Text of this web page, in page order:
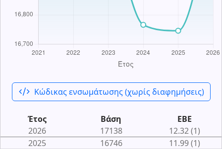
code_xml Κώδικας ενσωμάτωσης (χωρίς διαφημήσεις)
Έτος Βάση
ΕΒΕ
2026
17138
12.32 (1)
2025
16746
11.99 (1)